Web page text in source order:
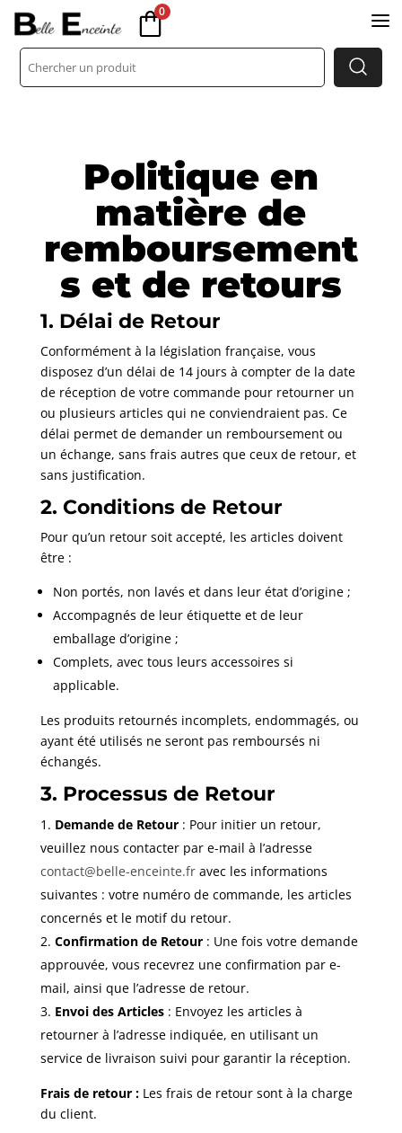
0 a
Politique en
matière de
remboursement
s et de retours
1. Délai de Retour
Conformément à la législation française, vous
disposez d’un délai de 14 jours à compter de la date
de réception de votre commande pour retourner un
ou plusieurs articles qui ne conviendraient pas. Ce
délai permet de demander un remboursement ou
un échange, sans frais autres que ceux de retour, et
sans justification.
2. Conditions de Retour
Pour qu’un retour soit accepté, les articles doivent
être :
Non portés, non lavés et dans leur état d’origine ;
Accompagnés de leur étiquette et de leur
emballage d’origine ;
Complets, avec tous leurs accessoires si
applicable.
Les produits retournés incomplets, endommagés, ou
ayant été utilisés ne seront pas remboursés ni
échangés.
3. Processus de Retour
Demande de Retour: Pour initier un retour,
veuillez nous contacter par e-mail à l’adresse
contact@belle-enceinte.fravec les informations
suivantes : votre numéro de commande, les articles
concernés et le motif du retour.
Confirmation de Retour: Une fois votre demande
approuvée, vous recevrez une confirmation par e-
mail, ainsi que l’adresse de retour.
Envoi des Articles: Envoyez les articles à
retourner à l’adresse indiquée, en utilisant un
service de livraison suivi pour garantir la réception.
Frais de retour :Les frais de retour sont à la charge
du client.